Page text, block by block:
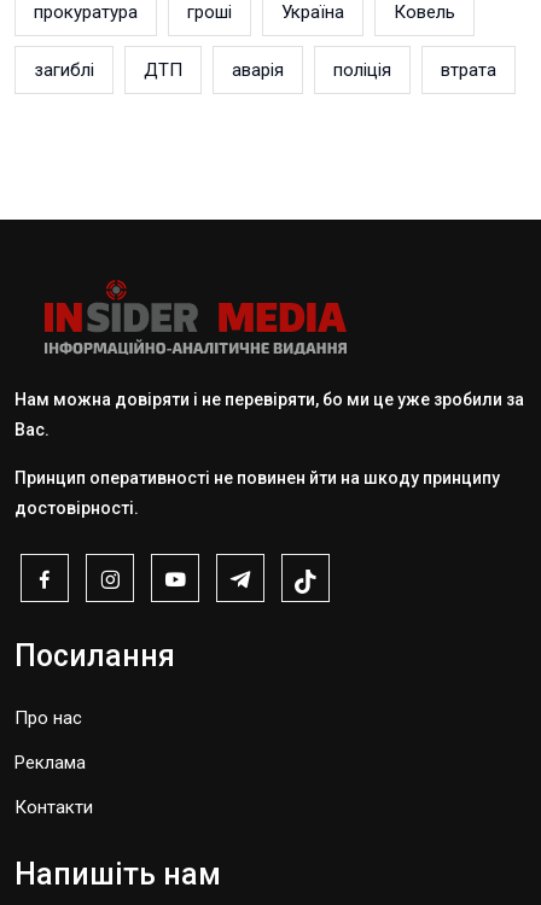
прокуратура гроші Україна Ковель
загиблі ДТП аварія поліція втрата
Нам можна довіряти і не перевіряти, бо ми це уже зробили за
Вас.
Принцип оперативності не повинен йти на шкоду принципу
достовірності.
Посилання
Про нас
Реклама
Контакти
Напишіть нам